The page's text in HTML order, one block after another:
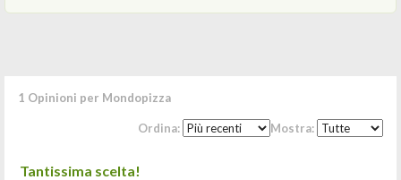
1 Opinioni per Mondopizza
Ordina: Mostra:
Tantissima scelta!